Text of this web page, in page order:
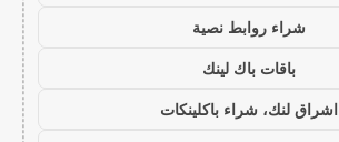
شراء روابط نصية
باقات باك لينك
اشراق لنك، شراء باكلينكات